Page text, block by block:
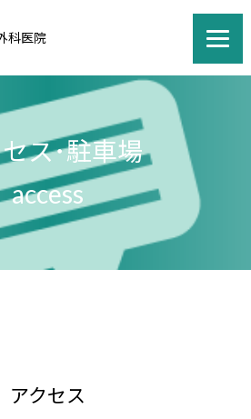
科医院
ス･駐車場
access
アクセス